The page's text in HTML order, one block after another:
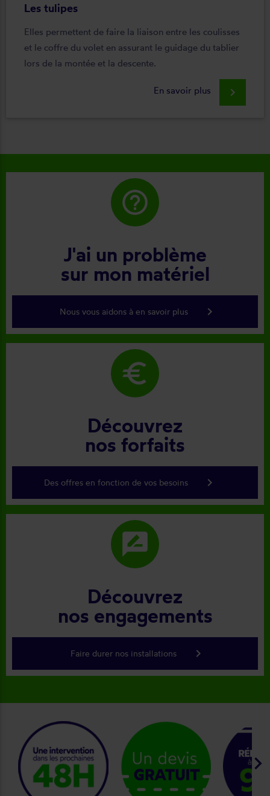
Les tulipes
Elles permettent de faire la liaison entre les coulisses
et le coffre du volet en assurant le guidage du tablier
lors de la montée et la descente.
En savoir plus keyboard_arrow_right
help_outline
J'ai un problème
sur mon matériel
Nous vous aidons à en savoir plus keyboard_arrow_right
euro
Découvrez
nos forfaits
Des offres en fonction de vos besoins keyboard_arrow_right
rate_review
Découvrez
nos engagements
Faire durer nos installations keyboard_arrow_right
keyboard_arrow_right